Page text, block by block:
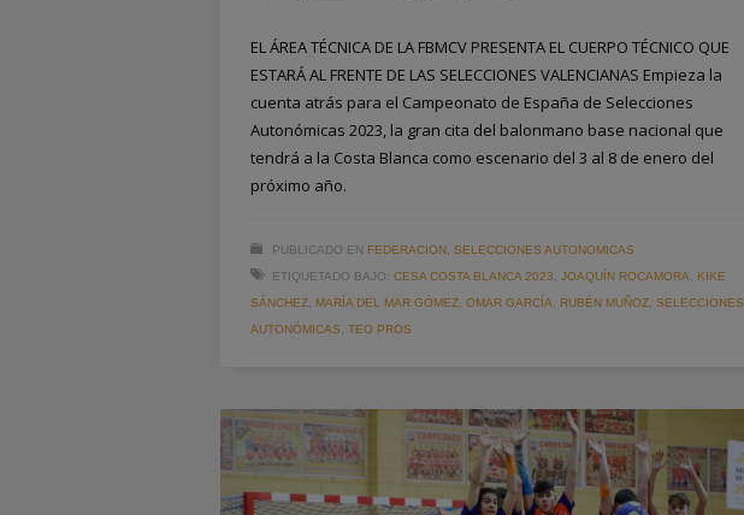
EL ÁREA TÉCNICA DE LA FBMCV PRESENTA EL CUERPO TÉCNICO QUE
ESTARÁ AL FRENTE DE LAS SELECCIONES VALENCIANAS Empieza la
cuenta atrás para el Campeonato de España de Selecciones
Autonómicas 2023, la gran cita del balonmano base nacional que
tendrá a la Costa Blanca como escenario del 3 al 8 de enero del
próximo año.
PUBLICADO EN FEDERACION SELECCIONES AUTONOMICAS
ETIQUETADO BAJO: CESA COSTA BLANCA 2023 JOAQUÍN ROCAMORA
KIKE
SÁNCHEZ
MARÍA DEL MAR GÓMEZ OMAR GARCÍA RUBÉN MUÑOZ SELECCIONES
AUTONÓMICAS
TEO PROS